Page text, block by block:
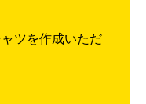
ツを作成いただ